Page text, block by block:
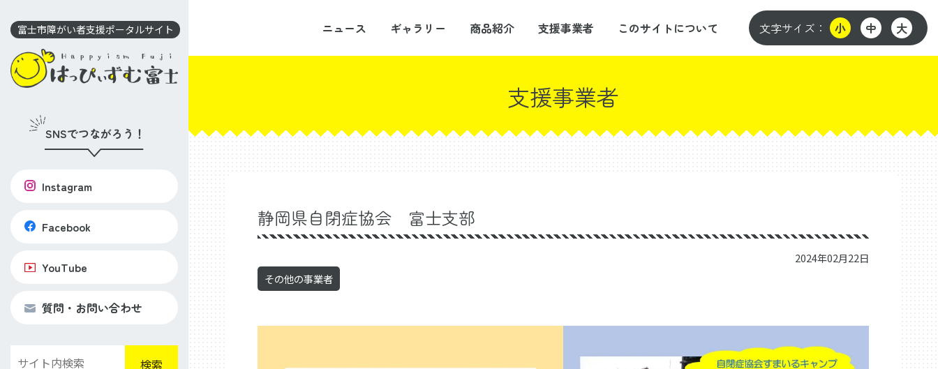
富士市障がい者支援ポータルサイト
SNSでつながろう！
Instagram
Facebook
YouTube
質問・お問い合わせ
検索
ニュース ギャラリー 商品紹介 支援事業者 このサイトについて 文字サイズ： 小 中 大
支援事業者
静岡県自閉症協会 富士支部
2024年02月22日
その他の事業者